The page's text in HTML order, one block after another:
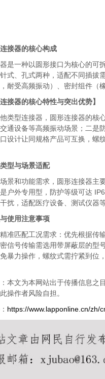
接器的核心构成
是一种以圆形接口为核心的可
式、孔式两种，适配不同插拔
耐受高频振动）、密封组件（
接器的核心特性与突出优势】
类型连接器，圆形连接器的核
通设备等高频振动场景；二是
设计让同规格产品可互换，螺
型与场景适配
景和功能需求，圆形连接器主
户外专用型，防护等级可达
扰，适配医疗设备、测试仪器
使用注意事项
准匹配工况需求：优先根据传
信号传输需选用带屏蔽层的型
暴力操作，螺纹式需拧紧到位
本文为本网站出于传播信息之
操作者风险自担。
https://www.lapponline.cn/zh/